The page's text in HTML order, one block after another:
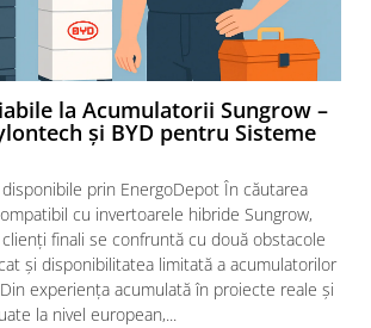
la Acumulatorii Sungrow –
și BYD pentru Sisteme
prin EnergoDepot În căutarea
cu invertoarele hibride Sungrow,
finali se confruntă cu două obstacole
și disponibilitatea limitată a acumulatorilor
experiența acumulată în proiecte reale și
la nivel european,...